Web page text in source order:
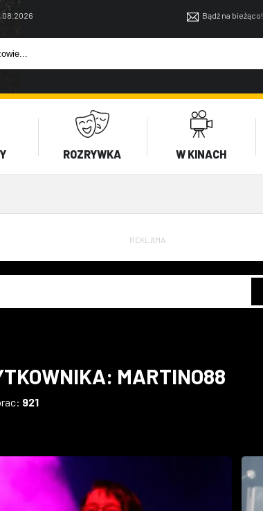
Bądź na bieżąco!
ROZRYWKA W KINACH
REKLAMA
MARTINO88
921